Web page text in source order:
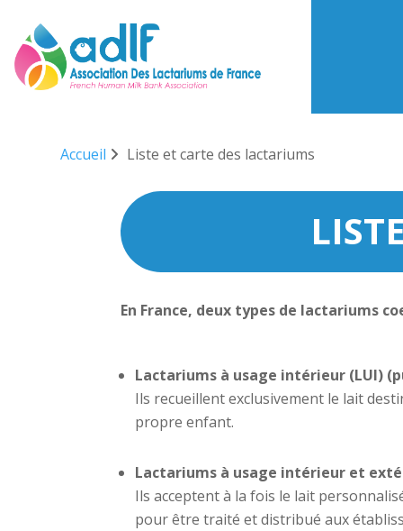
Accueil Liste et carte des lactariums
En France, deux types de lactariums
Lactariums à usage intérieur (LUI)
Ils recueillent exclusivement le lait
propre enfant.
Lactariums à usage intérieur et
Ils acceptent à la fois le lait
pour être traité et distribué aux